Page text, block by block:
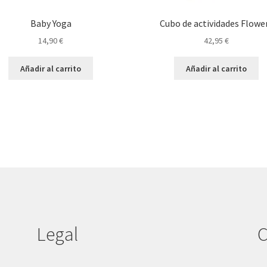
Baby Yoga
14,90€
Añadir al carrito
Cubo de actividades
42,95 €
Añadir al carrito
Legal